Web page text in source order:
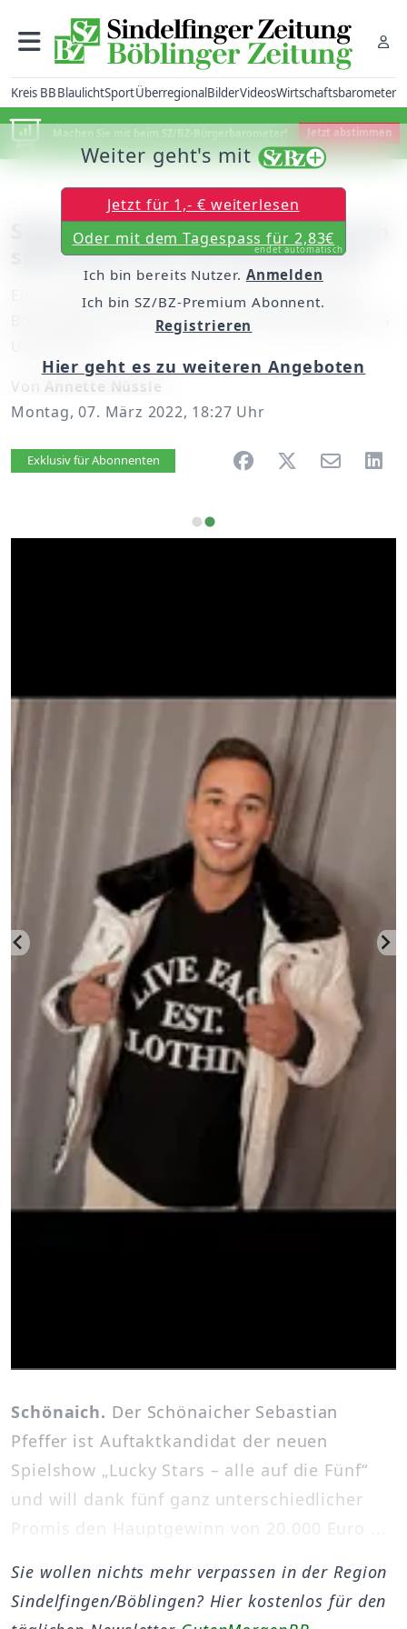
Kreis BBBlaulichtSportÜberregionalBilderVideosWirtschaftsbarometer
Machen Sie mit beim SZ/BZ-Bürgerbarometer! Jetzt abstimmen
Sebastian Pfeffer aus Schönaich
spielt bei Pro7 um 20.000 Euro
Ein „Lucky Star“ dank Prominenter wie Wigald
Boning oder Oliver Pocher / Am Dienstag ab 20.15
VonAnnette Nüssle
Montag, 07. März 2022, 18:27 Uhr
Artikel vorlesen
Exklusiv für Abonnenten
Schönaich. Der Schönaicher Sebastian
Pfeffer ist Auftaktkandidat der neuen
Spielshow „Lucky Stars – alle auf die Fünf“
und will dank fünf ganz unterschiedlicher
Promis den Hauptgewinn von 20.000 Euro ...
Weiter geht's mit
Jetzt für 1,- € weiterlesen
Oder mit dem Tagespass für 2,83€
endet automatisch
Ich bin bereits Nutzer. Anmelden
Ich bin SZ/BZ-Premium Abonnent.
Registrieren
Hier geht es zu weiteren Angeboten
Sie wollen nichts mehr verpassen in der Region
Sindelfingen/Böblingen? Hier kostenlos für den